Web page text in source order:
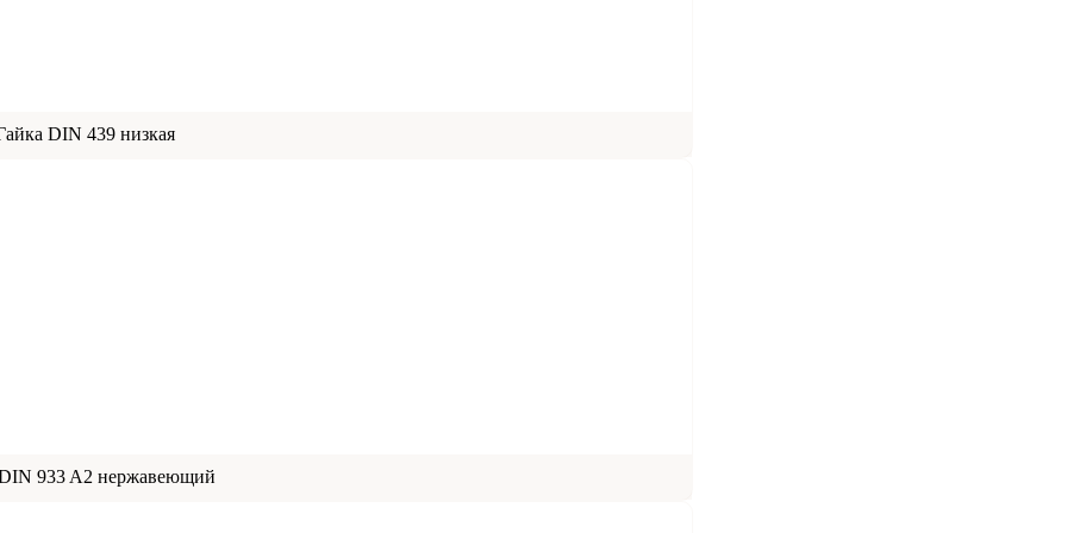
DIN 439 низкая
933 A2 нержавеющий